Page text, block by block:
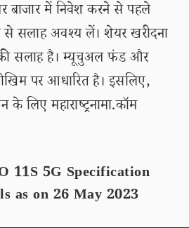
बाजार में निवेश करने से पहले
से सलाह अवश्य लें। शेयर खरीदना
की सलाह है। म्यूचुअल फंड और
पर आधारित है। इसलिए,
के लिए महाराष्ट्रनामा.कॉम
11S 5G Specification
as on 26 May 2023